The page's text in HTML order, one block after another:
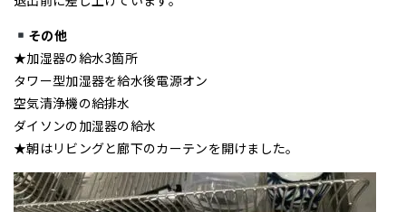
その他
★加湿器の給水3箇所
タワー型加湿器を給水後電源オン
空気清浄機の給排水
ダイソンの加湿器の給水
★朝はリビングと廊下のカーテンを開けました。